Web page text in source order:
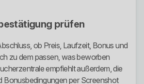
prüfen
ob Preis, Laufzeit, Bonus und
zu dem passen, was beworben
empfiehlt außerdem, die
Bonusbedingungen per Screenshot